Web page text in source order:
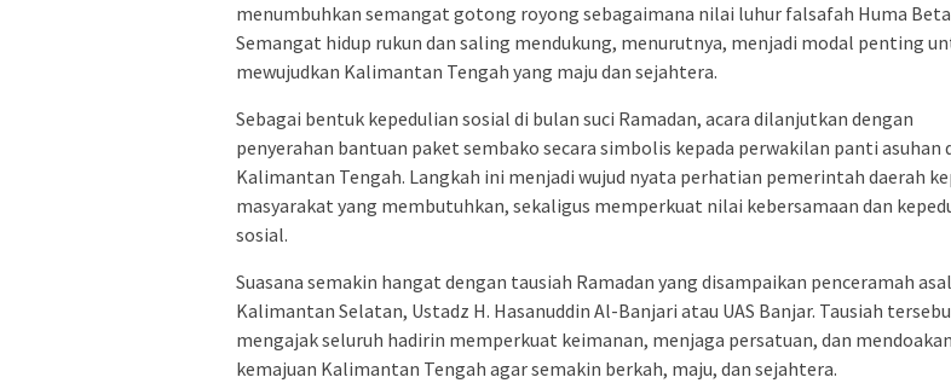
menumbuhkan semangat gotong royong sebagaimana nilai luhur falsafah Huma
Semangat hidup rukun dan saling mendukung, menurutnya, menjadi modal penting
mewujudkan Kalimantan Tengah yang maju dan sejahtera.
Sebagai bentuk kepedulian sosial di bulan suci Ramadan, acara dilanjutkan dengan
penyerahan bantuan paket sembako secara simbolis kepada perwakilan panti asuhan
Kalimantan Tengah. Langkah ini menjadi wujud nyata perhatian pemerintah daerah
masyarakat yang membutuhkan, sekaligus memperkuat nilai kebersamaan dan
sosial.
Suasana semakin hangat dengan tausiah Ramadan yang disampaikan penceramah asal
Kalimantan Selatan, Ustadz H. Hasanuddin Al-Banjari atau UAS Banjar. Tausiah
mengajak seluruh hadirin memperkuat keimanan, menjaga persatuan, dan mendoakan
kemajuan Kalimantan Tengah agar semakin berkah, maju, dan sejahtera.